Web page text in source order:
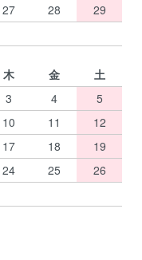
27 28
29
木 金
土
3 4
5
10 11
12
17 18
19
24 25
26